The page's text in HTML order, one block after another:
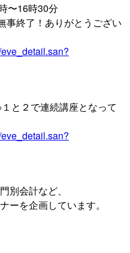
16時30分
事終了！ありがとうござい
２で連続講座となって
別会計など、
ーを企画しています。